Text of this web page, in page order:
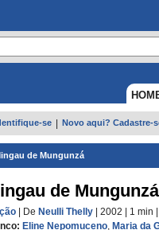
se Novo aqui? Cadastre-
de Mungunzá
de Mungunzá
| De Neulli Thelly | 2002 | 1 min
Eline Nepomuceno, Maria da